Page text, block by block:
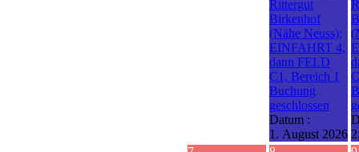
Rittergut
Birkenhof
(Nähe Neuss);
EINFAHRT 4,
dann FELD
C1, Bereich 1
Buchung
geschlossen
Datum :
1. August 2026